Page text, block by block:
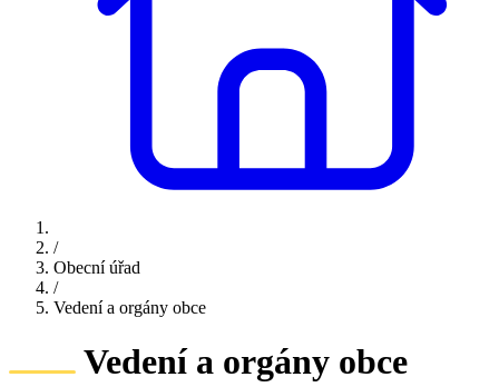
/
Obecní úřad
/
Vedení a orgány obce
Vedení a orgány obce